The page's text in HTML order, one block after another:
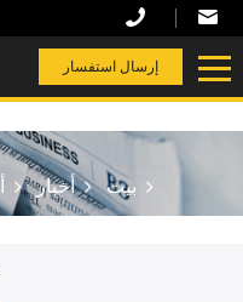
إرسال استفسار
بيت أخبار